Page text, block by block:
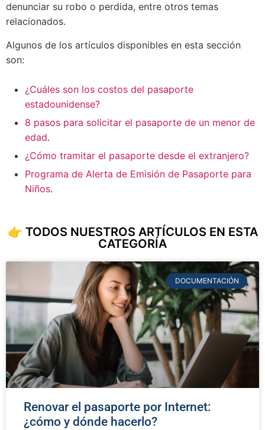
denunciar su robo o perdida, entre otros temas
relacionados.
Algunos de los artículos disponibles en esta sección
son:
¿Cuáles son los costos del pasaporte
estadounidense?
8 pasos para solicitar el pasaporte de un menor de
edad.
¿Cómo tramitar el pasaporte desde el extranjero?
Programa de Alerta de Emisión de Pasaporte para
Niños.
👉 TODOS NUESTROS ARTÍCULOS EN ESTA
CATEGORÍA
DOCUMENTACIÓN
Renovar el pasaporte por Internet:
¿cómo y dónde hacerlo?